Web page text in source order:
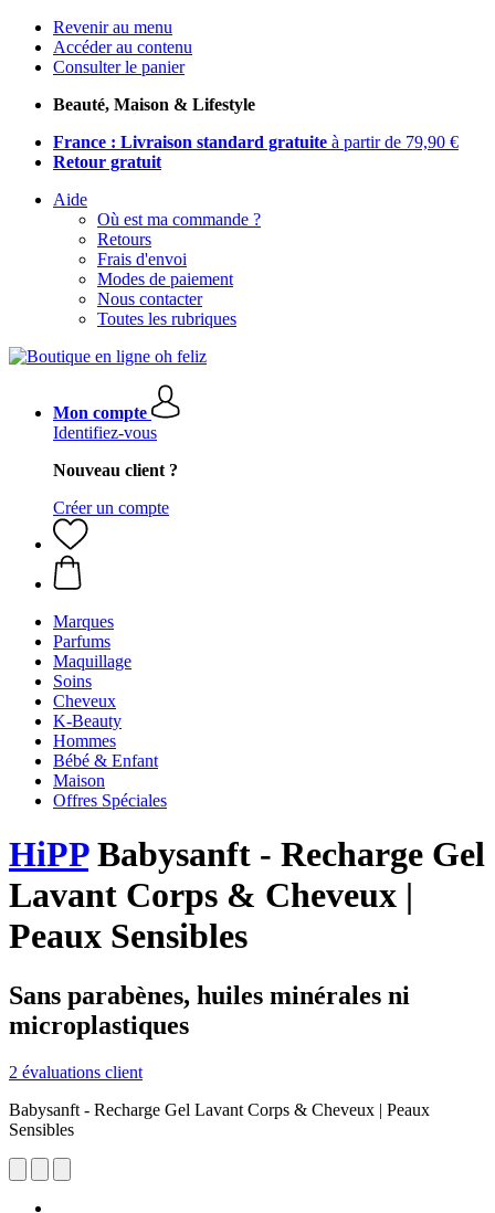
Revenir au menu
Accéder au contenu
Consulter le panier
Beauté, Maison & Lifestyle
France : Livraison standard gratuite à partir de 79,90 €
Retour gratuit
Aide
Où est ma commande ?
Retours
Frais d'envoi
Modes de paiement
Nous contacter
Toutes les rubriques
Mon compte
Identifiez-vous
Nouveau client ?
Créer un compte
Marques
Parfums
Maquillage
Soins
Cheveux
K-Beauty
Hommes
Bébé & Enfant
Maison
Offres Spéciales
HiPPBabysanft - Recharge Gel
Lavant Corps & Cheveux |
Peaux Sensibles
Sans parabènes, huiles minérales ni
microplastiques
2 évaluations client
Babysanft - Recharge Gel Lavant Corps & Cheveux | Peaux
Sensibles